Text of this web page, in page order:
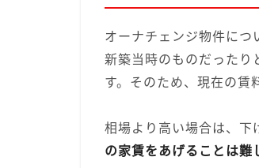
オーナチェンジ物件に
新築当時のものだったり
す。そのため、現在の賃
相場より高い場合は、下
の家賃をあげることは難